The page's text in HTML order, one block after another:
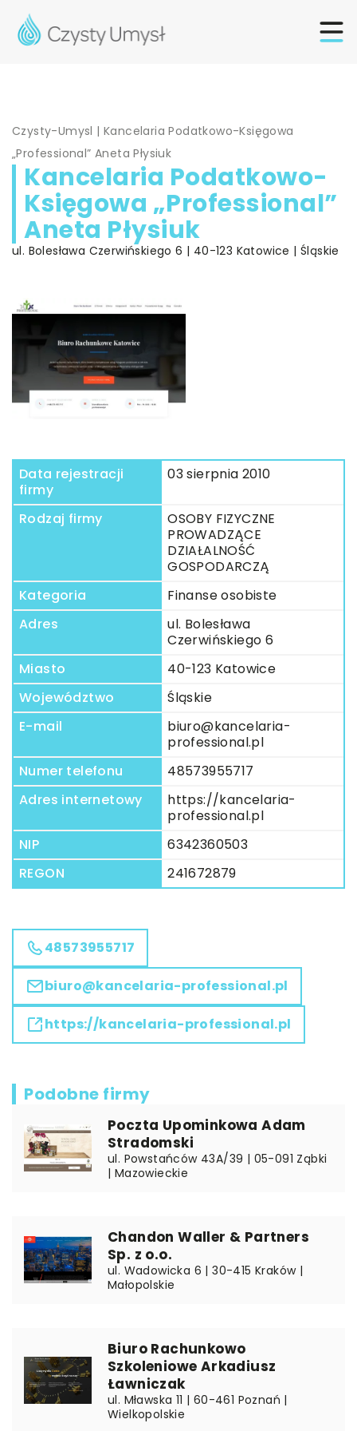
Czysty-Umysl |Kancelaria Podatkowo-Księgowa
„Professional” Aneta Płysiuk
Kancelaria Podatkowo-
Księgowa „Professional”
Aneta Płysiuk
ul. Bolesława Czerwińskiego 6 | 40-123 Katowice | Śląskie
Data rejestracji
firmy
03 sierpnia 2010
Rodzaj firmy
OSOBY FIZYCZNE
PROWADZĄCE
DZIAŁALNOŚĆ
GOSPODARCZĄ
Kategoria
Finanse osobiste
Adres
ul. Bolesława
Czerwińskiego 6
Miasto
40-123 Katowice
Województwo
Śląskie
E-mail
biuro@kancelaria-
professional.pl
Numer telefonu
48573955717
Adres internetowy
https://kancelaria-
professional.pl
NIP
6342360503
REGON
241672879
48573955717
biuro@kancelaria-professional.pl
https://kancelaria-professional.pl
Podobne firmy
Poczta Upominkowa Adam
Stradomski
ul. Powstańców 43A/39 | 05-091 Ząbki
| Mazowieckie
Chandon Waller & Partners
Sp. z o.o.
ul. Wadowicka 6 | 30-415 Kraków |
Małopolskie
Biuro Rachunkowo
Szkoleniowe Arkadiusz
Ławniczak
ul. Mławska 11 | 60-461 Poznań |
Wielkopolskie